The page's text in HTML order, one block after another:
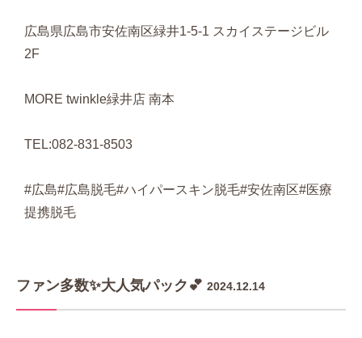
広島県広島市安佐南区緑井1-5-1 スカイステージビル
2F
MORE twinkle緑井店 南本
TEL:082-831-8503
#広島#広島脱毛#ハイパースキン脱毛#安佐南区#医療
提携脱毛
ファン多数✨大人気パック💕 2024.12.14